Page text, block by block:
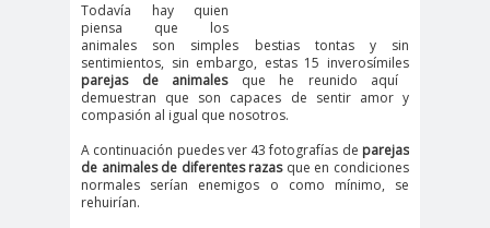
Todavía hay quien
piensa que los
animales son simples bestias tontas y sin
sentimientos, sin embargo, estas 15 inverosímiles
parejas de animales que he reunido aquí
demuestran que son capaces de sentir amor y
compasión al igual que nosotros.
A continuación puedes ver 43 fotografías de parejas
de animales de diferentes razasque en condiciones
normales serían enemigos o como mínimo, se
rehuirían.